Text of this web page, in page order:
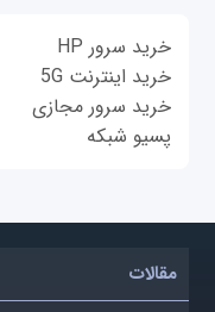
خرید سرور HP
خرید اینترنت 5G
خرید سرور مجازی
پسیو شبکه
مقالات